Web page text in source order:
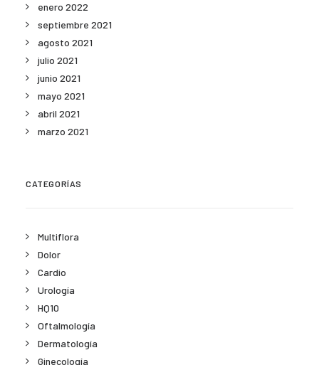
enero 2022
septiembre 2021
agosto 2021
julio 2021
junio 2021
mayo 2021
abril 2021
marzo 2021
CATEGORÍAS
Multiflora
Dolor
Cardio
Urología
HQ10
Oftalmología
Dermatología
Ginecología